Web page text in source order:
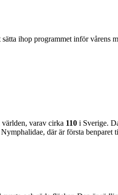
ihop programmet inför vårens
varav cirka 110 i Sverige.
där är första